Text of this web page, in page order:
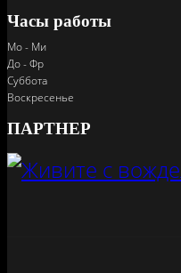
Часы работы
Мо - Ми
До - Фр
Суббота
Воскресенье
ПАРТНЕР